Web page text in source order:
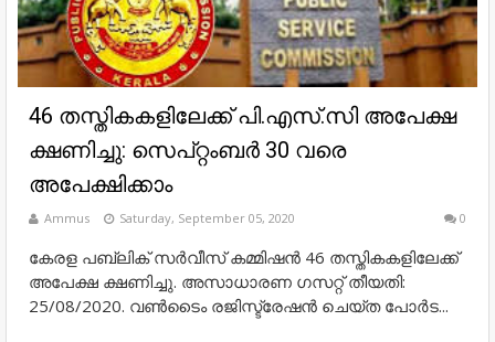
46 തസ്തികകളിലേക്ക് പി.എസ്.സി അപേക്ഷ
ക്ഷണിച്ചു: സെപ്റ്റംബര്‍ 30 വരെ
അപേക്ഷിക്കാം
Ammus Saturday, September 05, 2020 0
കേരള പബ്ലിക് സർവീസ് കമ്മിഷൻ 46 തസ്തികകളിലേക്ക്
അപേക്ഷ ക്ഷണിച്ചു. അസാധാരണ ഗസറ്റ് തീയതി:
25/08/2020. വൺടൈം രജിസ്ട്രേഷൻ ചെയ്ത പോർട...